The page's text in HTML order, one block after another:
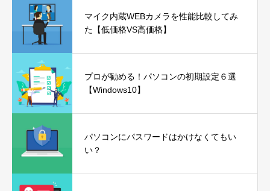
マイク内蔵WEBカメラを性能比較してみ
た【低価格VS高価格】
プロが勧める！パソコンの初期設定６選
【Windows10】
パソコンにパスワードはかけなくてもい
い？